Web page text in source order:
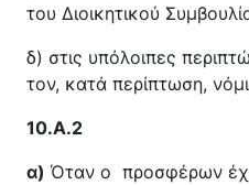
του Διοικητικού
δ) στις υπόλοιπες
τον, κατά περίπτωση,
10.A.2
α) Όταν ο προσφέρων